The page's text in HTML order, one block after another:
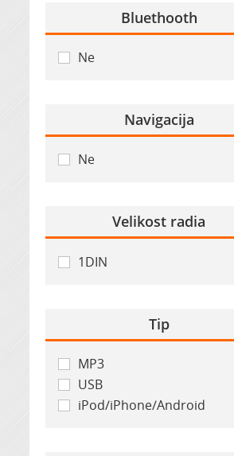
Bluethooth
Ne
Navigacija
Ne
Velikost radia
1DIN
Tip
MP3
USB
iPod/iPhone/Android